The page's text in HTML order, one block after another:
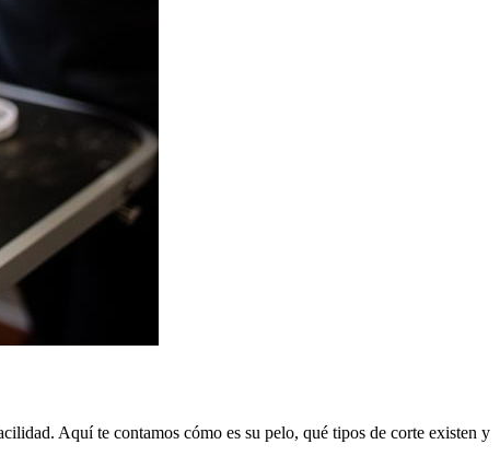
Aquí te contamos cómo es su pelo, qué tipos de corte existen y